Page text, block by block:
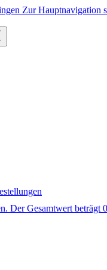
Zur Hauptnavigation
Der Gesamtwert beträgt